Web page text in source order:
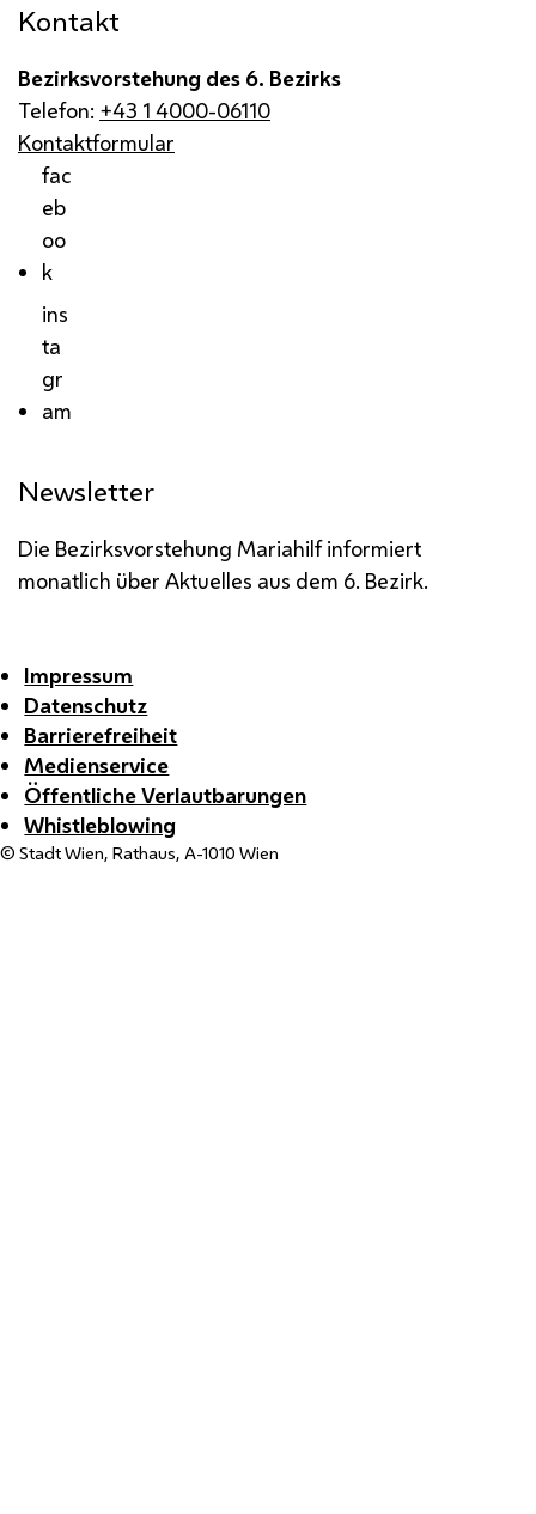
Kontakt
Bezirksvorstehung des 6. Bezirks
Telefon: +43 1 4000-06110
Kontaktformular
fac
eb
oo
k
ins
ta
gr
am
Newsletter
Die Bezirksvorstehung Mariahilf informiert
monatlich über Aktuelles aus dem 6. Bezirk.
Impressum
Datenschutz
Barrierefreiheit
Medienservice
Öffentliche Verlautbarungen
Whistleblowing
© Stadt Wien, Rathaus, A-1010 Wien